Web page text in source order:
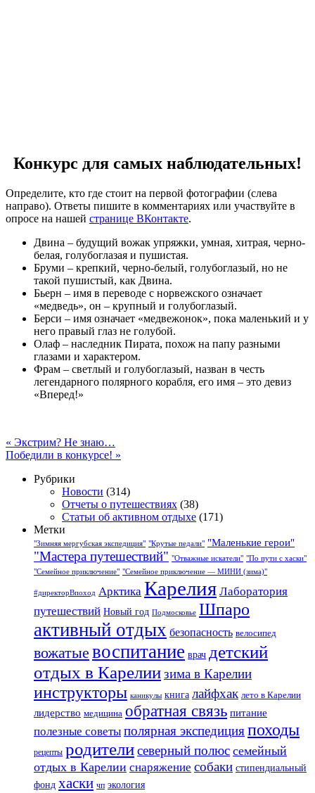
Конкурс для самых наблюдательных!
Определите, кто где стоит на первой фотографии (слева
направо). Ответы пишите в комментариях или участвуйте в
опросе на нашей странице ВКонтакте.
Двина – будущий вожак упряжки, умная, хитрая, черно-
белая, голубоглазая и пушистая.
Бруми – крепкий, черно-белый, голубоглазый, но не
такой пушистый, как Двина.
Бьерн – имя в переводе с норвежского означает
«медведь», он – крупный и голубоглазый.
Берси – имя означает «медвежонок», пока маленький и у
него правый глаз не голубой.
Олаф – наследник Пирата, похож на папу разными
глазами и характером.
Фрам – светлый и голубоглазый, назван в честь
легендарного полярного корабля, его имя – это девиз
«Вперед!»
« Экстрим? Не знаю…
Победили в конкурсе! »
Рубрики
Новости (314)
Отчеты о путешествиях (38)
Статьи об активном отдыхе (171)
Метки
"Зимняя мергубская экспедиция" "Крутые педали" "Маленькие герои"
"Мастера путешествий" "Отважные искатели" "По пути с хаски"
"Семейное приключение" "Семейное приключение — МИНИ (зима)"
#директорВпоход Арктика Карелия Лаборатория
путешествий Новый год Подмосковье Шпаро
активный отдых безопасность велосипед
вожатые воспитание врач детский
отдых в Карелии зима в Карелии
инструкторы каникулы книга лайфхак лето в Карелии
лидерство медицина обратная связь питание
полезные советы полярная экспедицияпоходы
рецепты родителисеверный полюс семейный
отдых в Карелии снаряжение собаки стипендиальный
фонд хаски чп экология